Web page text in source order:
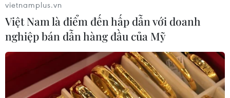
vietnamplus.vn
Việt Nam là điểm đến hấp dẫn với doanh
nghiệp bán dẫn hàng đầu của Mỹ